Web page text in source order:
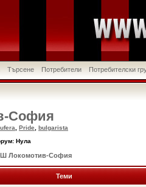
Търсене Потребители Потребителски
София
Pride
bulgarista
Нула
Локомотив-София
Теми